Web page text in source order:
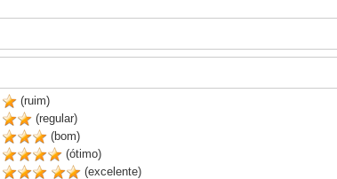
(ruim)
(regular)
(bom)
(ótimo)
(excelente)